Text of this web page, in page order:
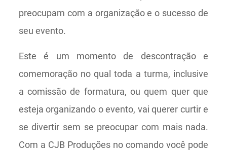
preocupam com a organização e o sucesso de
seu evento.
Este é um momento de descontração e
comemoração no qual toda a turma, inclusive
a comissão de formatura, ou quem quer que
esteja organizando o evento, vai querer curtir e
se divertir sem se preocupar com mais nada.
Com a CJB Produções no comando você pode